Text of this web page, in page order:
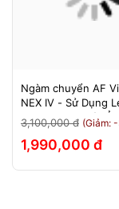
Ngàm chuyển AF
NEX IV - Sử Dụng
Canon Trên Máy
E-Mount - Bảo
Tháng.
3,100,000 đ (Giảm:
1,990,000 đ